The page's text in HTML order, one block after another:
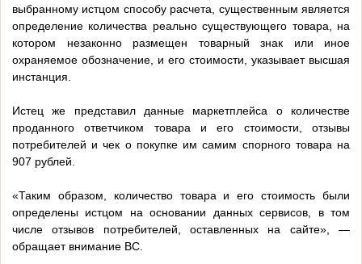
выбранному истцом способу расчета, существенным является
определение количества реально существующего товара, на
котором незаконно размещен товарный знак или иное
охраняемое обозначение, и его стоимости, указывает высшая
инстанция.
Истец же представил данные маркетплейса о количестве
проданного ответчиком товара и его стоимости, отзывы
потребителей и чек о покупке им самим спорного товара на
907 рублей.
«Таким образом, количество товара и его стоимость были
определены истцом на основании данных сервисов, в том
числе отзывов потребителей, оставленных на сайте», —
обращает внимание ВС.